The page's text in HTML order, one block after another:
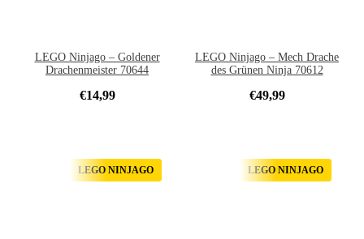
LEGO Ninjago – Goldener
Drachenmeister 70644
€14,99
LEGO Ninjago – Mech Drache
des Grünen Ninja 70612
€49,99
LEGO NINJAGO LEGO NINJAGO